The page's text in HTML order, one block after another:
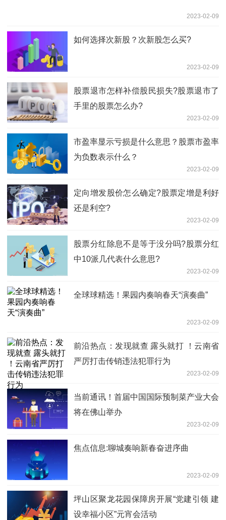
2023-02-09
如何选择次新股？次新股怎么买?
2023-02-09
股票退市怎样补偿股民损失?股票退市了
手里的股票怎么办?
2023-02-09
市盈率显示亏损是什么意思？股票市盈率
为负数表示什么？
2023-02-09
定向增发股价怎么确定?股票定增是利好
还是利空?
2023-02-09
股票分红除息不是等于没分吗?股票分红
中10派几代表什么意思?
2023-02-09
全球球精选！果园内奏响春天“演奏曲”
2023-02-09
前沿热点：发现就查 露头就打 ！云南省
严厉打击传销违法犯罪行为
2023-02-09
当前通讯！首届中国国际预制菜产业大会
将在佛山举办
2023-02-09
焦点信息:聊城奏响新春奋进序曲
2023-02-09
坪山区聚龙花园保障房开展“党建引领 建
设幸福小区”元宵会活动